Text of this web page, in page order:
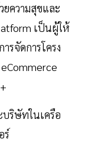
ยความสุขและ
เป็นผู้ให้
รจัดการโครง
บริษัทในเครือ
ร์